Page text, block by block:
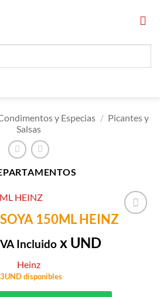
y Especias / Picantes y
Salsas
Añadir a
150ML HEINZ
Incluidox UND
Heinz
disponibles